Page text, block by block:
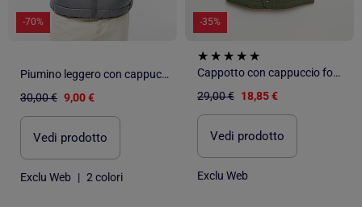
-70%
Piumino leggero con cappuccio
30,00 € 9,00 €
Vedi prodotto
Exclu Web | 2 colori
-35%
Cappotto con cappuccio foderato in ecopelliccia
29,00 € 18,85 €
Vedi prodotto
Exclu Web